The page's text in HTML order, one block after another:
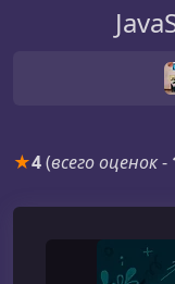
★4(всего оценок-